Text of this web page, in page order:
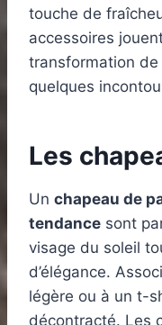
touche de
accessoires
transformation de
quelques
Les
Un chapeau de
tendance sont
visage du soleil
d’élégance.
légère ou à un t-
décontracté. Les